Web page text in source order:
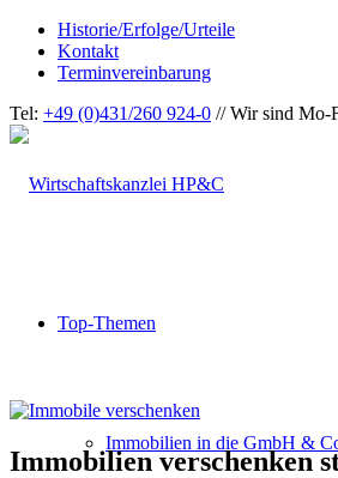
Historie/Erfolge/Urteile
Kontakt
Terminvereinbarung
Tel: +49 (0)431/260 924-0 // Wir sind Mo-
Top-Themen
Immobilien in die GmbH &
Immobilien verschenken